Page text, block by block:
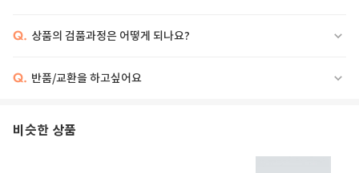
Q. 상품의 검품과정은 어떻게 되나요?
Q. 반품/교환을 하고싶어요
비슷한 상품